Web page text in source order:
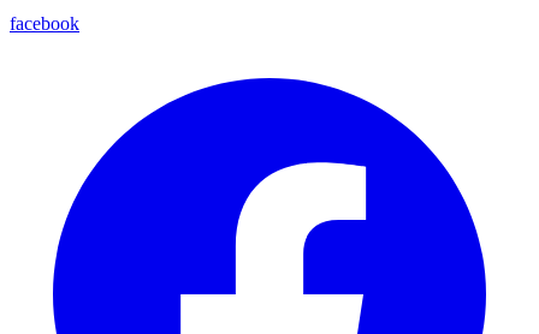
facebook